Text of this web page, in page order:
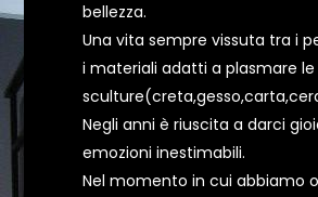
bellezza.
Una vita sempre vissuta tra i
i materiali adatti a plasmare le
Negli anni è riuscita a darci
emozioni inestimabili.
Nel momento in cui abbiamo